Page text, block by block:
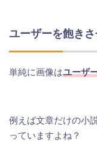
ユーザーを飽き
単純に画像はユーザ
例えば文章だけの小
っていますよね？